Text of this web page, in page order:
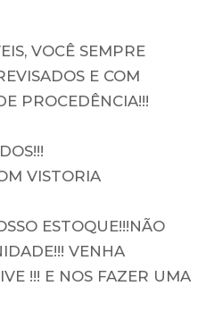
VOCÊ SEMPRE
E COM
PROCEDÊNCIA!!!
VISTORIA
ESTOQUE!!!NÃO
VENHA
!!! E NOS FAZER UMA